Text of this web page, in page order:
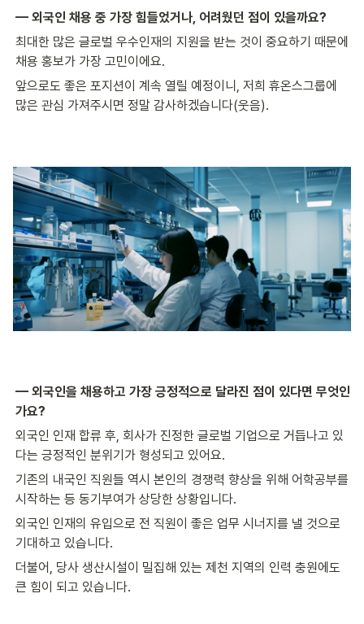
— 외국인 채용 중 가장 힘들었거나, 어려웠던 점이 있을까요?
최대한 많은 글로벌 우수인재의 지원을 받는 것이 중요하기 때문에
채용 홍보가 가장 고민이에요.
앞으로도 좋은 포지션이 계속 열릴 예정이니, 저희 휴온스그룹에
많은 관심 가져주시면 정말 감사하겠습니다(웃음).
— 외국인을 채용하고 가장 긍정적으로 달라진 점이 있다면 무엇인
가요?
외국인 인재 합류 후, 회사가 진정한 글로벌 기업으로 거듭나고 있
다는 긍정적인 분위기가 형성되고 있어요.
기존의 내국인 직원들 역시 본인의 경쟁력 향상을 위해 어학공부를
시작하는 등 동기부여가 상당한 상황입니다.
외국인 인재의 유입으로 전 직원이 좋은 업무 시너지를 낼 것으로
기대하고 있습니다.
더불어, 당사 생산시설이 밀집해 있는 제천 지역의 인력 충원에도
큰 힘이 되고 있습니다.